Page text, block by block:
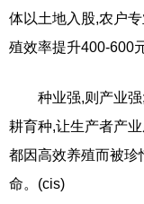
体以土地入股,农户
殖效率提升400-600
种业强,则产业强;
耕育种,让生产者产
都因高效养殖而被
命。(cis)